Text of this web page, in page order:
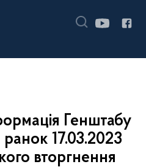
Генштабу
17.03.2023
вторгнення